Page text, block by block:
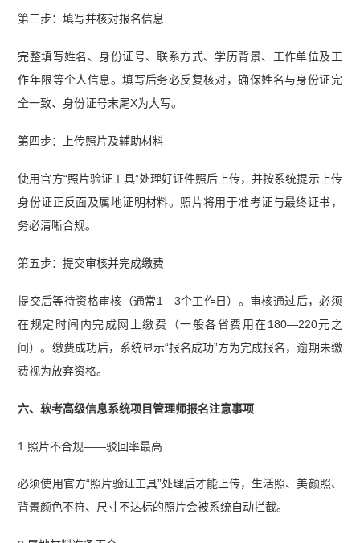
第三步：填写并核对报名信息
完整填写姓名、身份证号、联系方式、学历背景、工作单位及工
作年限等个人信息。填写后务必反复核对，确保姓名与身份证完
全一致、身份证号末尾X为大写。
第四步：上传照片及辅助材料
使用官方“照片验证工具”处理好证件照后上传，并按系统提示上传
身份证正反面及属地证明材料。照片将用于准考证与最终证书，
务必清晰合规。
第五步：提交审核并完成缴费
提交后等待资格审核（通常1—3个工作日）。审核通过后，必须
在规定时间内完成网上缴费（一般各省费用在180—220元之
间）。缴费成功后，系统显示“报名成功”方为完成报名，逾期未缴
费视为放弃资格。
六、软考高级信息系统项目管理师报名注意事项
1.照片不合规——驳回率最高
必须使用官方“照片验证工具”处理后才能上传，生活照、美颜照、
背景颜色不符、尺寸不达标的照片会被系统自动拦截。